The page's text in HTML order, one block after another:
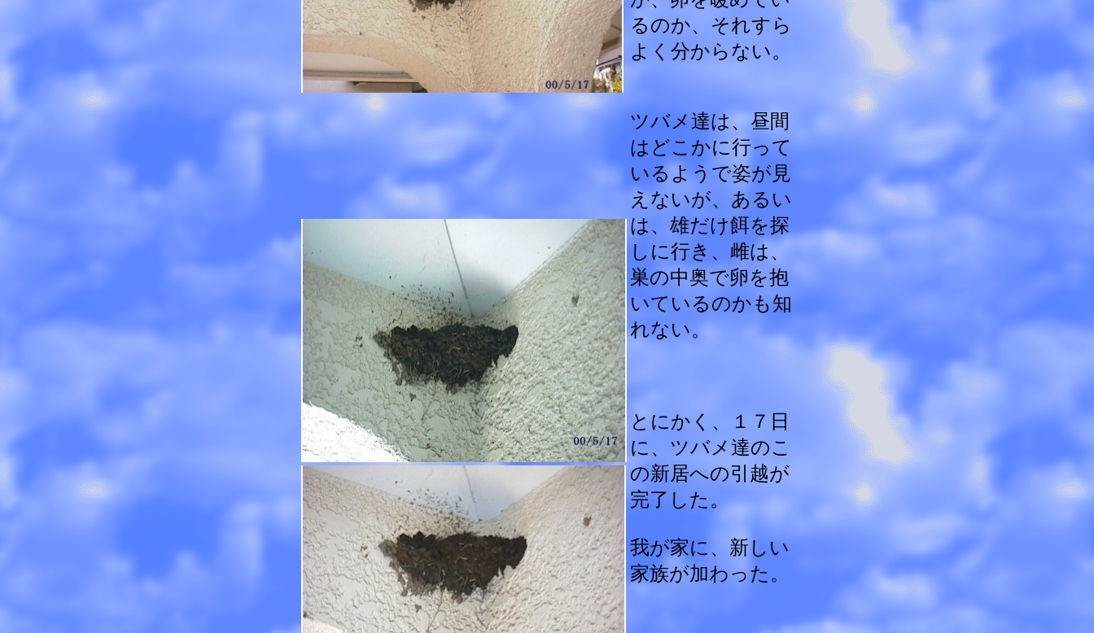
るのか、それすら
よく分からない。
ツバメ達は、昼間
はどこかに行って
いるようで姿が見
えないが、あるい
は、雄だけ餌を探
しに行き、雌は、
巣の中奥で卵を抱
いているのかも知
れない。
とにかく、１７日
に、ツバメ達のこ
の新居への引越が
完了した。
我が家に、新しい
家族が加わった。